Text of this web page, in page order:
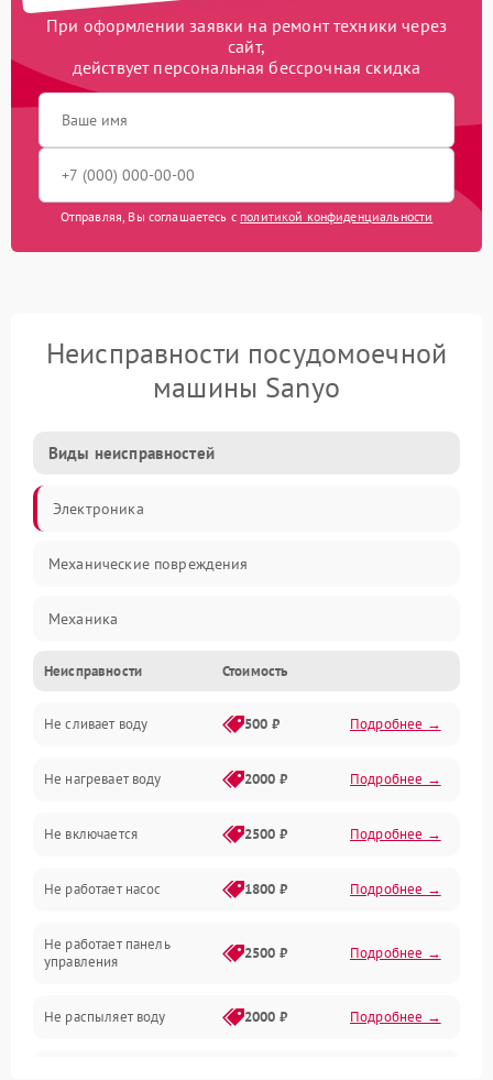
При оформлении заявки на ремонт техники через
сайт,
действует персональная бессрочная скидка
Отправляя, Вы соглашаетесь с политикой конфиденциальности
Неисправности посудомоечной
машины Sanyo
Виды неисправностей
Электроника
Механические повреждения
Механика
Управление
Электропитание
Датчики
Нагрев
Вода
Гигиена
Программное обеспечение
Неисправности Стоимость
Не сливает воду 500 ₽ Подробнее →
Не нагревает воду 2000 ₽ Подробнее →
Не включается 2500 ₽ Подробнее →
Не работает насос 1800 ₽ Подробнее →
Не работает панель
управления
2500 ₽ Подробнее →
Не распыляет воду 2000 ₽ Подробнее →